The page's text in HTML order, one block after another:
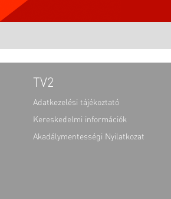
TV2
Adatkezelési tájékoztató
Kereskedelmi információk
Akadálymentességi Nyilatkozat